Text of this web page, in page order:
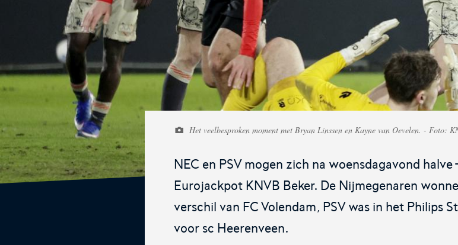
KNVB Ticketshop
Het officiële verkoopkanaal voor de
KNVB. Koop hier je tickets voor Oranje en
Futsal Euro 2022
Futsal 2022.
Het veelbesproken moment met Bryan Linssen en Kayne van Oevelen. - Foto:
NEC en PSV mogen zich na woensdagavond
Eurojackpot KNVB Beker. De Nijmegenaren
verschil van FC Volendam, PSV was in het Philips
voor sc Heerenveen.